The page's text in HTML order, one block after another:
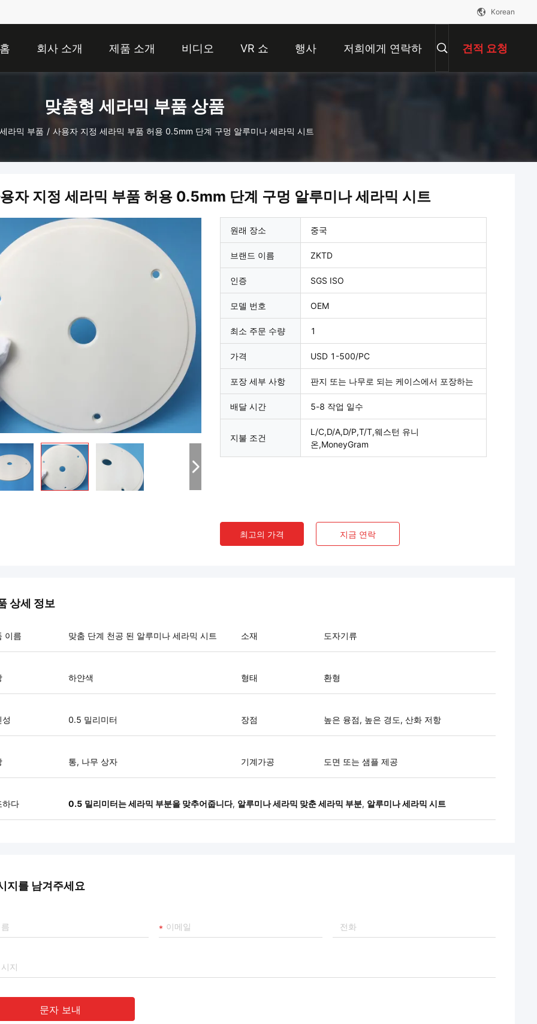
Korean
홈 회사 소개 제품 소개 비디오 VR 쇼 행사 저희에게 연락하 견적 요청
맞춤형 세라믹 부품 상품
라믹 부품 / 사용자 지정 세라믹 부품 허용 0.5mm 단계 구멍 알루미나 세라믹 시트
자 지정 세라믹 부품 허용 0.5mm 단계 구멍 알루미나 세라믹 시트
원래 장소 중국
브랜드 이름 ZKTD
인증 SGS ISO
모델 번호 OEM
최소 주문 수량 1
가격 USD 1-500/PC
포장 세부 사항 판지 또는 나무로 되는 케이스에서 포장하는
배달 시간 5-8 작업 일수
지불 조건
L/C,D/A,D/P,T/T,웨스턴 유니
온,MoneyGram
최고의 가격 지금 연락
상세 정보
이름 맞춤 단계 천공 된 알루미나 세라믹 시트 소재 도자기류
하얀색 형태 환형
0.5 밀리미터 장점 높은 융점, 높은 경도, 산화 저항
통, 나무 상자 기계가공 도면 또는 샘플 제공
하다 0.5 밀리미터는 세라믹 부분을 맞추어줍니다, 알루미나 세라믹 맞춘 세라믹 부분, 알루미나 세라믹 시트
지를 남겨주세요
문자 보내